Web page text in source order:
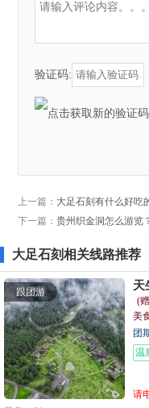
验证码:
上一篇： 大足石刻有什么好吃
下一篇：贵州织金洞怎么游览
大足石刻相关线路推荐
跟团游 天
(
美
团
温
请